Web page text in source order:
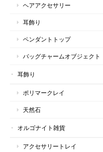
ヘアアクセサリー
耳飾り
ペンダントトップ
バッグチャームオブジェクト
耳飾り
ポリマークレイ
天然石
オルゴナイト雑貨
アクセサリートレイ